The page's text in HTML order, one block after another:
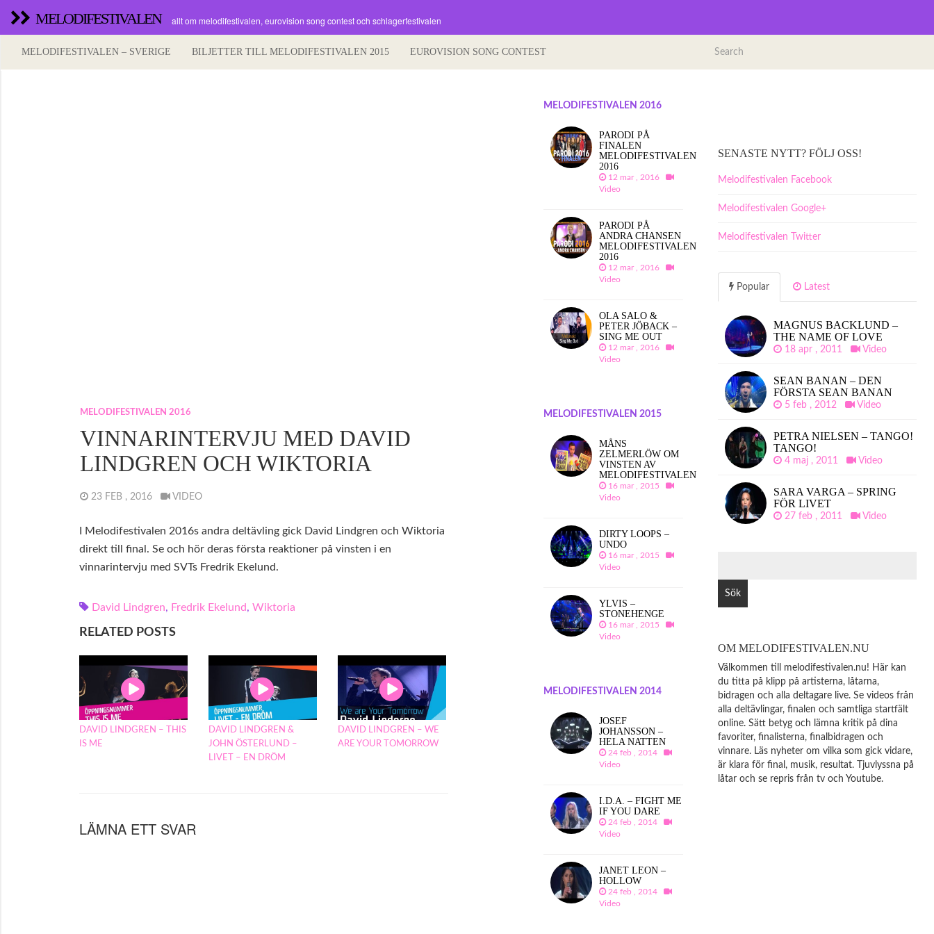
MELODIFESTIVALEN allt om melodifestivalen, eurovision song contest och schlagerfestivalen
MELODIFESTIVALEN – SVERIGE BILJETTER TILL MELODIFESTIVALEN 2015 EUROVISION SONG CONTEST
MELODIFESTIVALEN 2016
VINNARINTERVJU MED DAVID
LINDGREN OCH WIKTORIA
23 FEB , 2016 VIDEO
I Melodifestivalen 2016s andra deltävling gick David Lindgren och Wiktoria
direkt till final. Se och hör deras första reaktioner på vinsten i en
vinnarintervju med SVTs Fredrik Ekelund.
David Lindgren, Fredrik Ekelund, Wiktoria
RELATED POSTS
DAVID LINDGREN – THIS
IS ME
DAVID LINDGREN &
JOHN ÖSTERLUND –
LIVET – EN DRÖM
DAVID LINDGREN – WE
ARE YOUR TOMORROW
LÄMNA ETT SVAR
MELODIFESTIVALEN 2016
PARODI PÅ
FINALEN
MELODIFESTIVALEN
2016
12 mar , 2016
Video
PARODI PÅ
ANDRA CHANSEN
MELODIFESTIVALEN
2016
12 mar , 2016
Video
OLA SALO &
PETER JÖBACK –
SING ME OUT
12 mar , 2016
Video
MELODIFESTIVALEN 2015
MÅNS
ZELMERLÖW OM
VINSTEN AV
MELODIFESTIVALEN
16 mar , 2015
Video
DIRTY LOOPS –
UNDO
16 mar , 2015
Video
YLVIS –
STONEHENGE
16 mar , 2015
Video
MELODIFESTIVALEN 2014
JOSEF
JOHANSSON –
HELA NATTEN
24 feb , 2014
Video
I.D.A. – FIGHT ME
IF YOU DARE
24 feb , 2014
Video
JANET LEON –
HOLLOW
24 feb , 2014
Video
SENASTE NYTT? FÖLJ OSS!
Melodifestivalen Facebook
Melodifestivalen Google+
Melodifestivalen Twitter
Popular Latest
MAGNUS BACKLUND –
THE NAME OF LOVE
18 apr , 2011 Video
SEAN BANAN – DEN
FÖRSTA SEAN BANAN
5 feb , 2012 Video
PETRA NIELSEN – TANGO!
TANGO!
4 maj , 2011 Video
SARA VARGA – SPRING
FÖR LIVET
27 feb , 2011 Video
OM MELODIFESTIVALEN.NU
Välkommen till melodifestivalen.nu! Här kan
du titta på klipp på artisterna, låtarna,
bidragen och alla deltagare live. Se videos från
alla deltävlingar, finalen och samtliga startfält
online. Sätt betyg och lämna kritik på dina
favoriter, finalisterna, finalbidragen och
vinnare. Läs nyheter om vilka som gick vidare,
är klara för final, musik, resultat. Tjuvlyssna på
låtar och se repris från tv och Youtube.